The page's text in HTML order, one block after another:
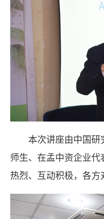
本次讲座由中国研
师生、在孟中资企业
热烈、互动积极，各方